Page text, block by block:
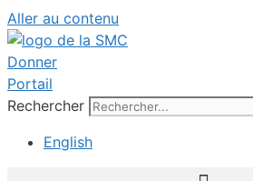
Aller au contenu
Donner
Portail
Rechercher
English